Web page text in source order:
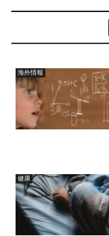
海外情報
健康